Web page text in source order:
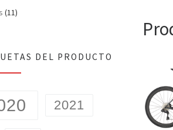
(11)
DEL PRODUCTO
2021